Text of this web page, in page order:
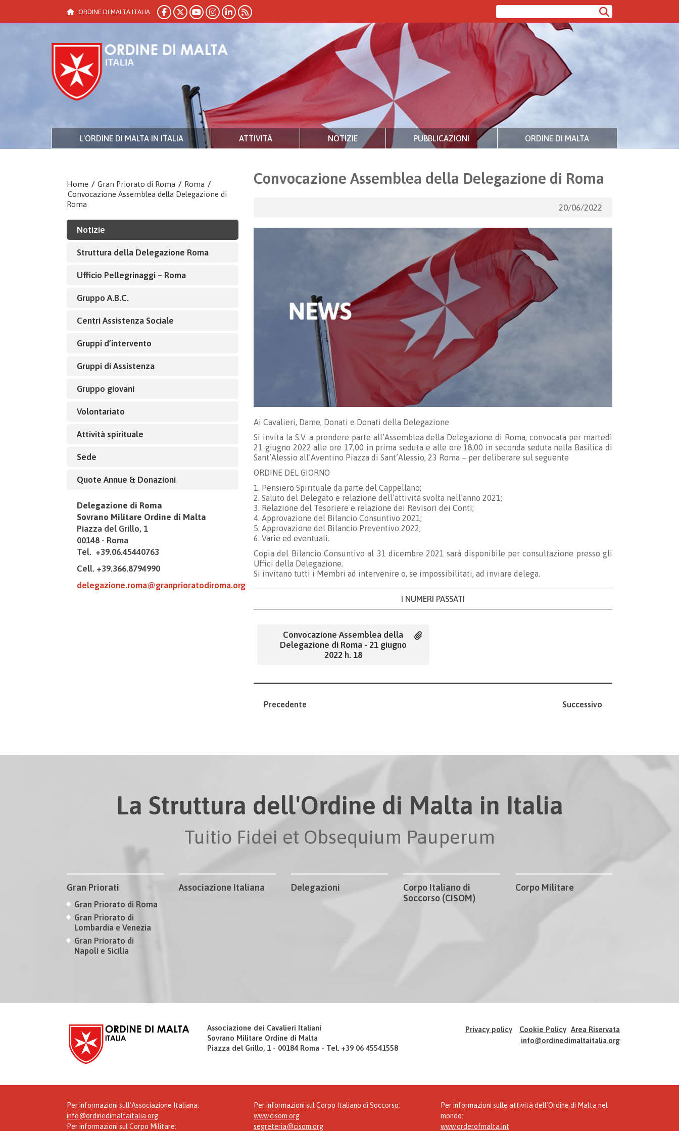
ORDINE DI MALTA ITALIA
L'ORDINE DI MALTA IN ITALIA ATTIVITÀ NOTIZIE PUBBLICAZIONI ORDINE DI MALTA
Home / Gran Priorato di Roma / Roma /
Convocazione Assemblea della Delegazione di
Roma
Notizie
Struttura della Delegazione Roma
Ufficio Pellegrinaggi – Roma
Gruppo A.B.C.
Centri Assistenza Sociale
Gruppi d’intervento
Gruppi di Assistenza
Gruppo giovani
Volontariato
Attività spirituale
Sede
Quote Annue & Donazioni
Delegazione di Roma
Sovrano Militare Ordine di Malta
Piazza del Grillo, 1
00148 - Roma
Tel. +39.06.45440763
Cell. +39.366.8794990
delegazione.roma@granprioratodiroma.org
Convocazione Assemblea della Delegazione di Roma
20/06/2022
Ai Cavalieri, Dame, Donati e Donati della Delegazione
Si invita la S.V. a prendere parte all’Assemblea della Delegazione di Roma, convocata per martedì
21 giugno 2022 alle ore 17,00 in prima seduta e alle ore 18,00 in seconda seduta nella Basilica di
Sant’Alessio all’Aventino Piazza di Sant’Alessio, 23 Roma – per deliberare sul seguente
ORDINE DEL GIORNO
1. Pensiero Spirituale da parte del Cappellano;
2. Saluto del Delegato e relazione dell’attività svolta nell’anno 2021;
3. Relazione del Tesoriere e relazione dei Revisori dei Conti;
4. Approvazione del Bilancio Consuntivo 2021;
5. Approvazione del Bilancio Preventivo 2022;
6. Varie ed eventuali.
Copia del Bilancio Consuntivo al 31 dicembre 2021 sarà disponibile per consultazione presso gli
Uffici della Delegazione.
Si invitano tutti i Membri ad intervenire o, se impossibilitati, ad inviare delega.
I NUMERI PASSATI
Convocazione Assemblea della
Delegazione di Roma - 21 giugno
2022 h. 18
Precedente Successivo
La Struttura dell'Ordine di Malta in Italia
Tuitio Fidei et Obsequium Pauperum
Gran Priorati
Gran Priorato di Roma
Gran Priorato di
Lombardia e Venezia
Gran Priorato di
Napoli e Sicilia
Associazione Italiana Delegazioni
Corpo Italiano di
Soccorso (CISOM)
Corpo Militare
Associazione dei Cavalieri Italiani
Sovrano Militare Ordine di Malta
Piazza del Grillo, 1 - 00184 Roma - Tel. +39 06 45541558
Privacy policy Cookie Policy Area Riservata
info@ordinedimaltaitalia.org
Per informazioni sull'Associazione Italiana:
info@ordinedimaltaitalia.org
Per informazioni sul Corpo Militare:
Per informazioni sul Corpo Italiano di Soccorso:
www.cisom.org
segreteria@cisom.org
Per informazioni sulle attività dell'Ordine di Malta nel
mondo:
www.orderofmalta.int